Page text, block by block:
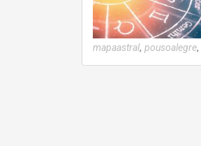
mapaastral, pousoalegre,